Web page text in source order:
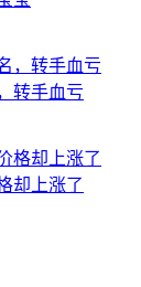
转手血亏
却上涨了